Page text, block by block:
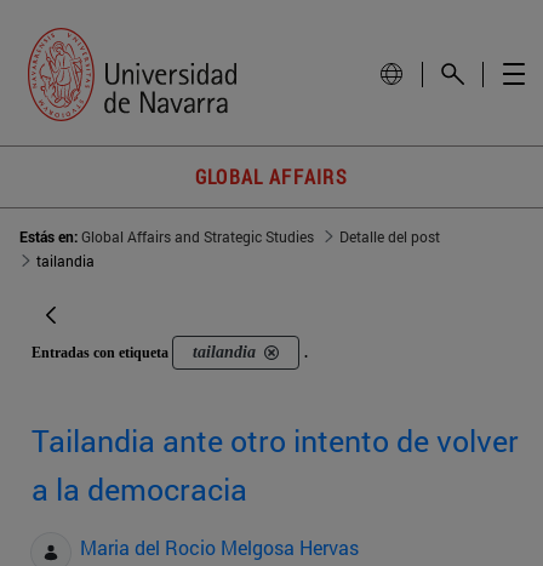
GLOBAL AFFAIRS
Estás en:Global Affairs and Strategic Studies
Detalle del post
tailandia
Entradas con etiqueta tailandia .
Tailandia ante otro intento de volver
a la democracia
Maria del Rocio Melgosa Hervas